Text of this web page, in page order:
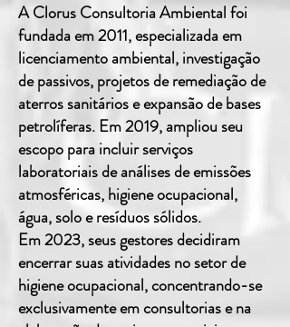
A Clorus Consultoria Ambiental foi
fundada em 2011, especializada em
licenciamento ambiental, investigação
de passivos, projetos de remediação de
aterros sanitários e expansão de bases
petrolíferas. Em 2019, ampliou seu
escopo para incluir serviços
laboratoriais de análises de emissões
atmosféricas, higiene ocupacional,
água, solo e resíduos sólidos.
Em 2023, seus gestores decidiram
encerrar suas atividades no setor de
higiene ocupacional, concentrando-se
exclusivamente em consultorias e na